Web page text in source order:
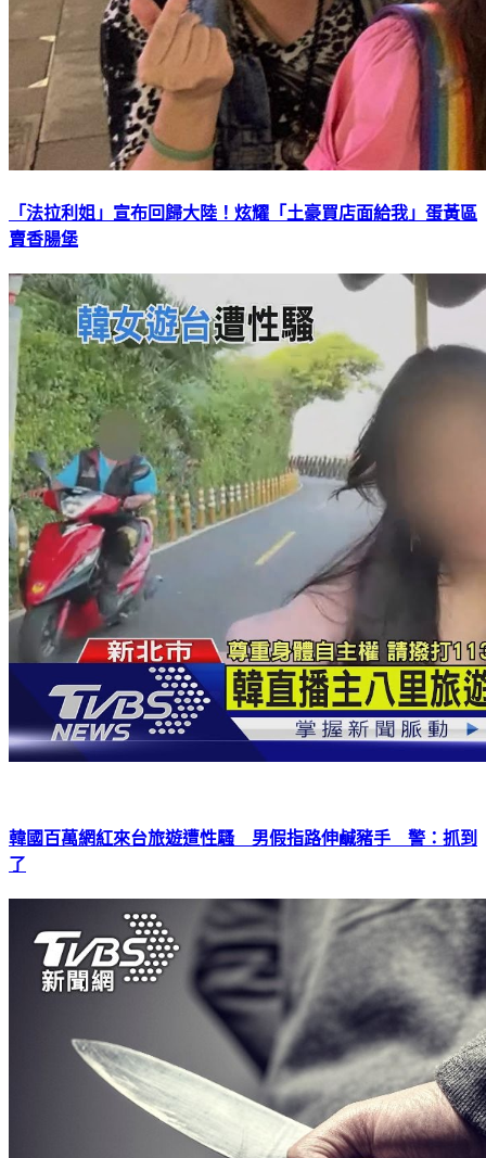
「法拉利姐」宣布回歸大陸！炫耀「土豪買店面給我」蛋黃區
賣香腸堡
韓國百萬網紅來台旅遊遭性騷 男假指路伸鹹豬手 警：抓到
了